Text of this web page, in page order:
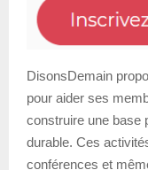
DisonsDemain
pour aider ses
construire une base
durable. Ces
conférences et